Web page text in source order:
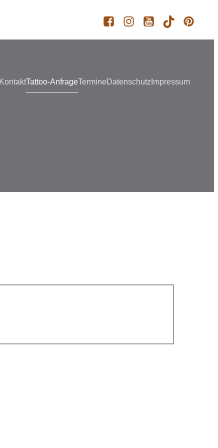
KontaktTattoo-AnfrageTermine Datenschutz Impressum